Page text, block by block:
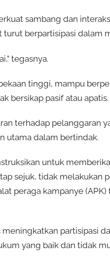
sambang dan
berpartisipasi dalam
tegasnya.
tinggi, mampu
bersikap pasif atau apatis.
terhadap pelanggaran
utama dalam bertindak.
untuk
sejuk, tidak melakukan
peraga kampanye
partisipasi
yang baik dan tidak